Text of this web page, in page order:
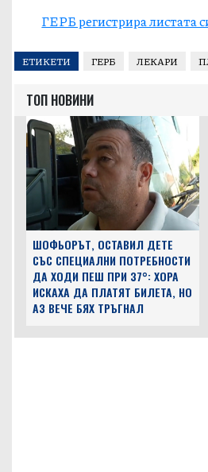
ГЕРБ регистрира листата
ЕТИКЕТИ ГЕРБ ЛЕКАРИ
ТОП НОВИНИ
ШОФЬОРЪТ, ОСТАВИЛ ДЕТЕ
СЪС СПЕЦИАЛНИ ПОТРЕБНОСТИ
ДА ХОДИ ПЕШ ПРИ 37°: ХОРА
ИСКАХА ДА ПЛАТЯТ БИЛЕТА, НО
АЗ ВЕЧЕ БЯХ ТРЪГНАЛ